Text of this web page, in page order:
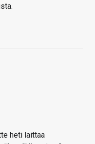
heti laittaa